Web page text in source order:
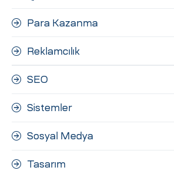
Para Kazanma
Reklamcılık
SEO
Sistemler
Sosyal Medya
Tasarım